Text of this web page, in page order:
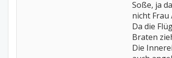
Soße, ja
nicht Frau
Da die
Braten
Die